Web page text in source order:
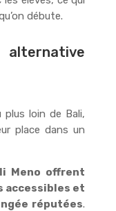
débute.
loin de Bali,
place dans un
Meno offrent
accessibles et
réputées.